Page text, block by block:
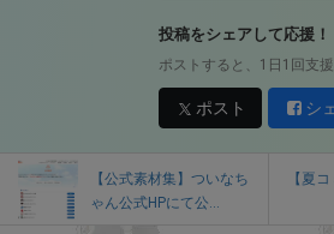
投稿をシェアして応援！
ポストすると、1日1回支
ポスト シ
【公式素材集】ついなち
ゃん公式HPにて公...
【夏